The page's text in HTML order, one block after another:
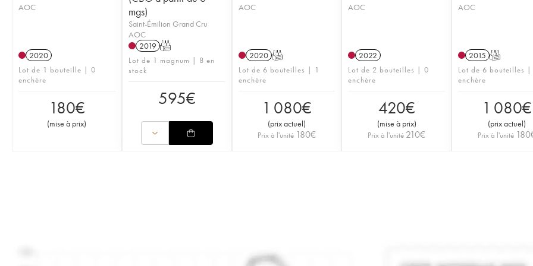
AOC
2020
Lot de 1 bouteille | 0
enchère
180€
(mise à prix)
mgs)
Saint-Émilion Grand Cru
AOC
2019 T
Lot de 1 magnum | 8 en
stock
595€
AOC
2020 T
Lot de 6 bouteilles | 1
enchère
1 080€
(prix actuel)
Prix à l'unité 180€
AOC
2022
Lot de 2 bouteilles | 0
enchère
420€
(mise à prix)
Prix à l'unité 210€
AOC
2015 T
Lot de 6 bouteilles
enchère
1 080€
(prix actuel)
Prix à l'unité 180